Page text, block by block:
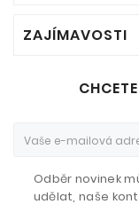
ZAJÍMAVOSTI
Odběr novinek
udělat, naše